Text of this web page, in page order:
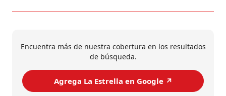
Encuentra más de nuestra cobertura en los resultados
de búsqueda.
Agrega La Estrella en Google ↗️